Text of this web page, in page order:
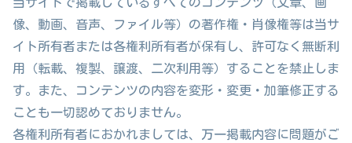
像、動画、音声、ファイル等）の著作権・肖像権等は当サ
イト所有者または各権利所有者が保有し、許可なく無断利
用（転載、複製、譲渡、二次利用等）することを禁止しま
す。また、コンテンツの内容を変形・変更・加筆修正する
ことも一切認めておりません。
各権利所有者におかれましては、万一掲載内容に問題がご